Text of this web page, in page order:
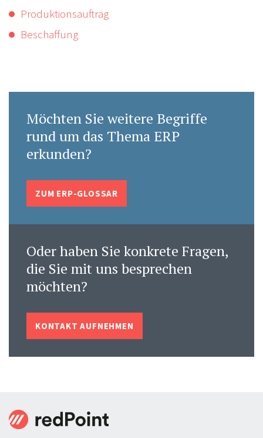
Produktionsauftrag
Beschaffung
Möchten Sie weitere Begriffe
rund um das Thema ERP
erkunden?
ZUM ERP-GLOSSAR
Oder haben Sie konkrete Fragen,
die Sie mit uns besprechen
möchten?
KONTAKT AUFNEHMEN